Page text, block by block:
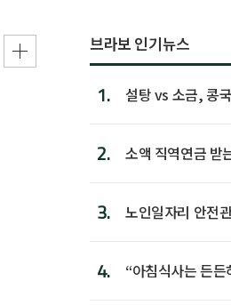
브라보 인기뉴스
1. 설탕 vs 소금, 콩
2.
소액 직역연금 받
3.
노인일자리 안전
4.
“아침식사는 든